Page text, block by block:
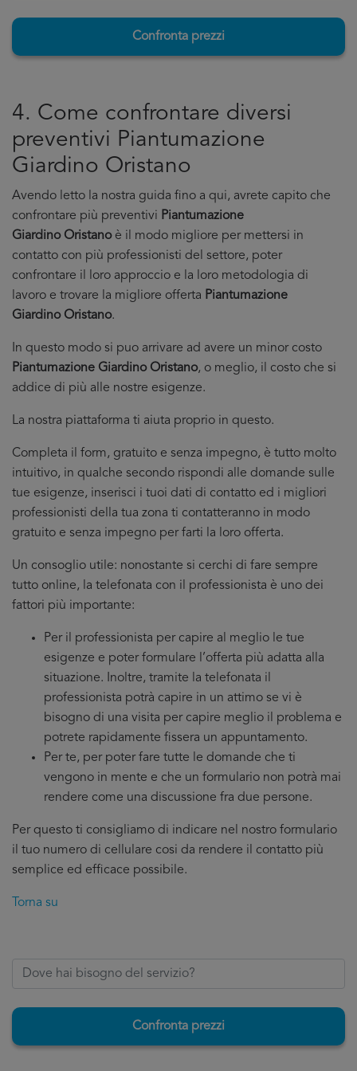
Confronta prezzi
4. Come confrontare diversi
preventivi Piantumazione
Giardino Oristano
Avendo letto la nostra guida fino a qui, avrete capito che
confrontare più preventivi Piantumazione
Giardino Oristanoè il modo migliore per mettersi in
contatto con più professionisti del settore, poter
confrontare il loro approccio e la loro metodologia di
lavoro e trovare la migliore offerta Piantumazione
Giardino Oristano.
In questo modo si puo arrivare ad avere un minor costo
Piantumazione Giardino Oristano, o meglio, il costo che si
addice di più alle nostre esigenze.
La nostra piattaforma ti aiuta proprio in questo.
Completa il form, gratuito e senza impegno, è tutto molto
intuitivo, in qualche secondo rispondi alle domande sulle
tue esigenze, inserisci i tuoi dati di contatto ed i migliori
professionisti della tua zona ti contatteranno in modo
gratuito e senza impegno per farti la loro offerta.
Un consoglio utile: nonostante si cerchi di fare sempre
tutto online, la telefonata con il professionista è uno dei
fattori più importante:
Per il professionista per capire al meglio le tue
esigenze e poter formulare l’offerta più adatta alla
situazione. Inoltre, tramite la telefonata il
professionista potrà capire in un attimo se vi è
bisogno di una visita per capire meglio il problema e
potrete rapidamente fissera un appuntamento.
Per te, per poter fare tutte le domande che ti
vengono in mente e che un formulario non potrà mai
rendere come una discussione fra due persone.
Per questo ti consigliamo di indicare nel nostro formulario
il tuo numero di cellulare cosi da rendere il contatto più
semplice ed efficace possibile.
Torna su
Confronta prezzi